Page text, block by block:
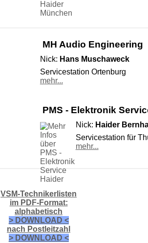
MH Audio Engineering
Nick: Hans Muschaweck
Servicestation Ortenburg
mehr...
PMS - Elektronik
Nick: Haider
Servicestation für
mehr...
VSM-Technikerlisten
im PDF-Format:
alphabetisch
> DOWNLOAD <
nach Postleitzahl
> DOWNLOAD <